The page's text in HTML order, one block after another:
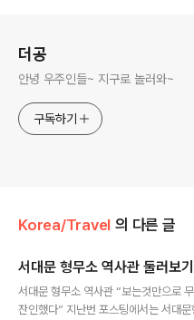
더공
안녕 우주인들~ 지구로 놀러와~
구독하기
Korea/Travel 의 다른 글
서대문 형무소 역사관 둘러보
서대문 형무소 역사관 “보는것만으로
잔인했다” 지난번 포스팅에서는 서대